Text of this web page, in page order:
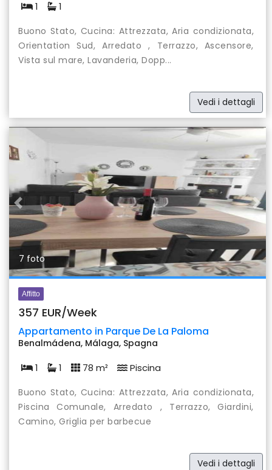
1 1
Buono Stato, Cucina: Attrezzata, Aria condizionata,
Orientation Sud, Arredato , Terrazzo, Ascensore,
Vista sul mare, Lavanderia, Dopp...
Vedi i dettagli
Previous
7 foto
Affitto
357 EUR/Week
Appartamento in Parque De La Paloma
Benalmádena, Málaga, Spagna
1 1 78 m² Piscina
Buono Stato, Cucina: Attrezzata, Aria condizionata,
Piscina Comunale, Arredato , Terrazzo, Giardini,
Camino, Griglia per barbecue
Vedi i dettagli